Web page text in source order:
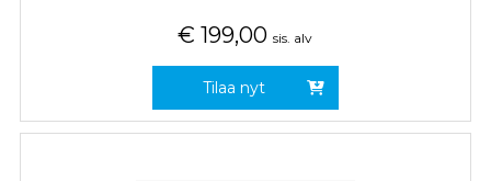
€ 199,00 sis. alv
Tilaa nyt